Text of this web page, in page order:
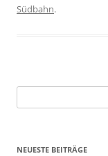
Südbahn.
nach:
NEUESTE BEITRÄGE